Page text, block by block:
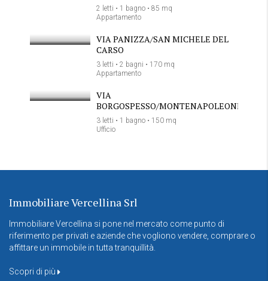
2 letti • 1 bagno • 85 mq
Appartamento
VIA PANIZZA/SAN MICHELE DEL
CARSO
3 letti • 2 bagni • 170 mq
Appartamento
VIA
BORGOSPESSO/MONTENAPOLEONE
3 letti • 1 bagno • 150 mq
Ufficio
Immobiliare Vercellina Srl
Immobiliare Vercellina si pone nel mercato come punto di
riferimento per privati e aziende che vogliono vendere, comprare o
affittare un immobile in tutta tranquillità.
Scopri di più